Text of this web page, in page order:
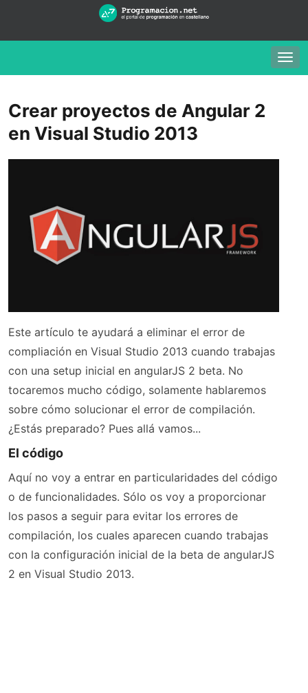
Crear proyectos de Angular 2
en Visual Studio 2013
Este artículo te ayudará a eliminar el error de
compliación en Visual Studio 2013 cuando trabajas
con una setup inicial en angularJS 2 beta. No
tocaremos mucho código, solamente hablaremos
sobre cómo solucionar el error de compilación.
¿Estás preparado? Pues allá vamos...
El código
Aquí no voy a entrar en particularidades del código
o de funcionalidades. Sólo os voy a proporcionar
los pasos a seguir para evitar los errores de
compilación, los cuales aparecen cuando trabajas
con la configuración inicial de la beta de angularJS
2 en Visual Studio 2013.